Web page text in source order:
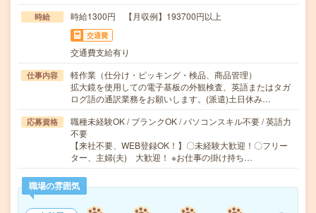
時給 時給1300円 【月収例】193700円以上
交通費
交通費支給有り
仕事内容
軽作業（仕分け・ピッキング・検品、商品管理）
拡大鏡を使用しての電子基板の外観検査、英語またはタガ
ログ語の通訳業務をお願いします。(派遣)土日休み…
応募資格
職種未経験OK / ブランクOK / パソコンスキル不要 / 英語力
不要
【来社不要、WEB登録OK！】〇未経験大歓迎！〇フリー
ター、主婦(夫) 大歓迎！ ※お仕事の掛け持ち…
職場の雰囲気